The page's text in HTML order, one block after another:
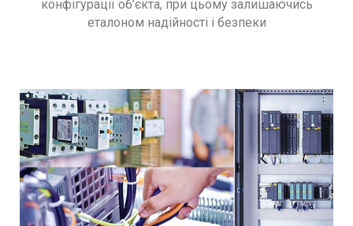
конфігурації об’єкта, при цьому залишаючись
еталоном надійності і безпеки